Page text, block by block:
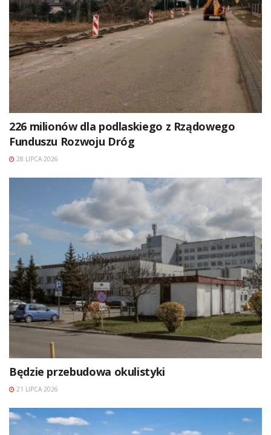
226 milionów dla podlaskiego z Rządowego
Funduszu Rozwoju Dróg
28 LIPCA 2026
Będzie przebudowa okulistyki
21 LIPCA 2026